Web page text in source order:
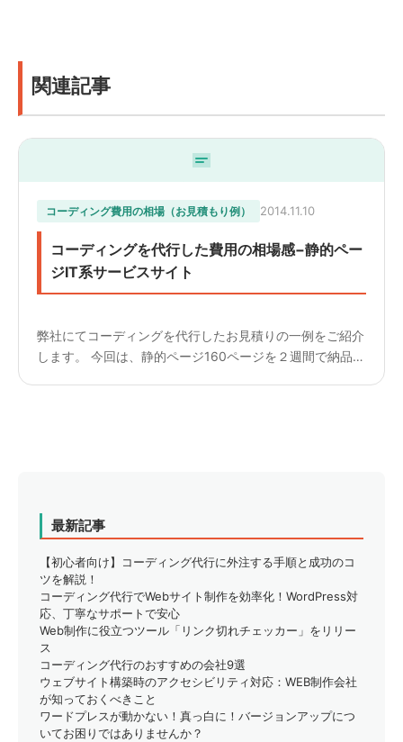
関連記事
コーディング費用の相場（お見積もり例） 2014.11.10
コーディングを代行した費用の相場感−静的ペー
ジIT系サービスサイト
弊社にてコーディングを代行したお見積りの一例をご紹介
します。 今回は、静的ページ160ページを２週間で納品さ
最新記事
【初心者向け】コーディング代行に外注する手順と成功のコ
ツを解説！
コーディング代行でWebサイト制作を効率化！WordPress対
応、丁寧なサポートで安心
Web制作に役立つツール「リンク切れチェッカー」をリリー
ス
コーディング代行のおすすめの会社9選
ウェブサイト構築時のアクセシビリティ対応：WEB制作会社
が知っておくべきこと
ワードプレスが動かない！真っ白に！バージョンアップにつ
いてお困りではありませんか？